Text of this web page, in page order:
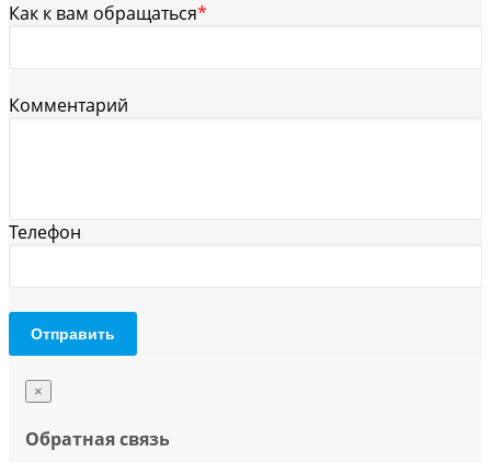
Как к вам обращаться*
Комментарий
Телефон
Отправить
×
Обратная связь